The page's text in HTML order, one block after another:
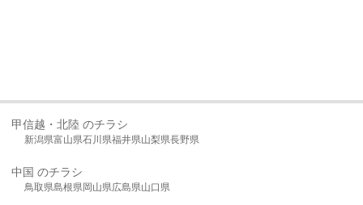
甲信越・北陸 のチラシ
新潟県富山県石川県福井県山梨県長野県
中国 のチラシ
鳥取県島根県岡山県広島県山口県